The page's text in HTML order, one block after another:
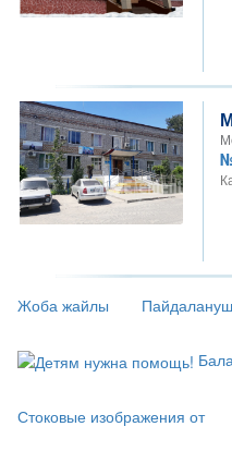
Жоба жайлы
Стоковые изображения от